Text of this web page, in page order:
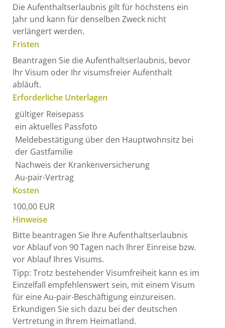
Die Aufenthaltserlaubnis gilt für höchstens ein
Jahr und kann für denselben Zweck nicht
verlängert werden.
Fristen
Beantragen Sie die Aufenthaltserlaubnis, bevor
Ihr Visum oder Ihr visumsfreier Aufenthalt
abläuft.
Erforderliche Unterlagen
gültiger Reisepass
ein aktuelles Passfoto
Meldebestätigung über den Hauptwohnsitz bei
der Gastfamilie
Nachweis der Krankenversicherung
Au-pair-Vertrag
Kosten
100,00 EUR
Hinweise
Bitte beantragen Sie Ihre Aufenthaltserlaubnis
vor Ablauf von 90 Tagen nach Ihrer Einreise bzw.
vor Ablauf Ihres Visums.
Tipp: Trotz bestehender Visumfreiheit kann es im
Einzelfall empfehlenswert sein, mit einem Visum
für eine Au-pair-Beschäftigung einzureisen.
Erkundigen Sie sich dazu bei der deutschen
Vertretung in Ihrem Heimatland.